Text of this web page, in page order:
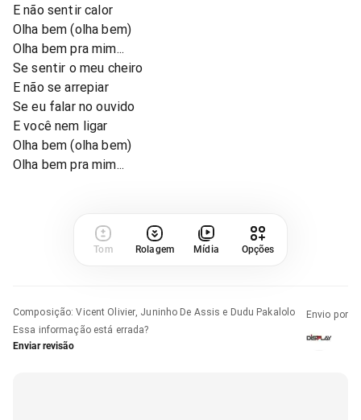
E não sentir calor
Olha bem (olha bem)
Olha bem pra mim...
Se sentir o meu cheiro
E não se arrepiar
Se eu falar no ouvido
E você nem ligar
Olha bem (olha bem)
Olha bem pra mim...
Tom Rolagem Mídia Opções
Composição:Vicent Olivier, Juninho De Assis e Dudu Pakalolo
Essa informação está errada?
Enviar revisão
Envio por